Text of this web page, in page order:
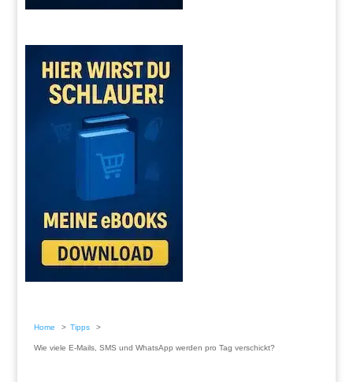
Home Tipps
Wie viele E-Mails, SMS und WhatsApp werden pro Tag verschickt?